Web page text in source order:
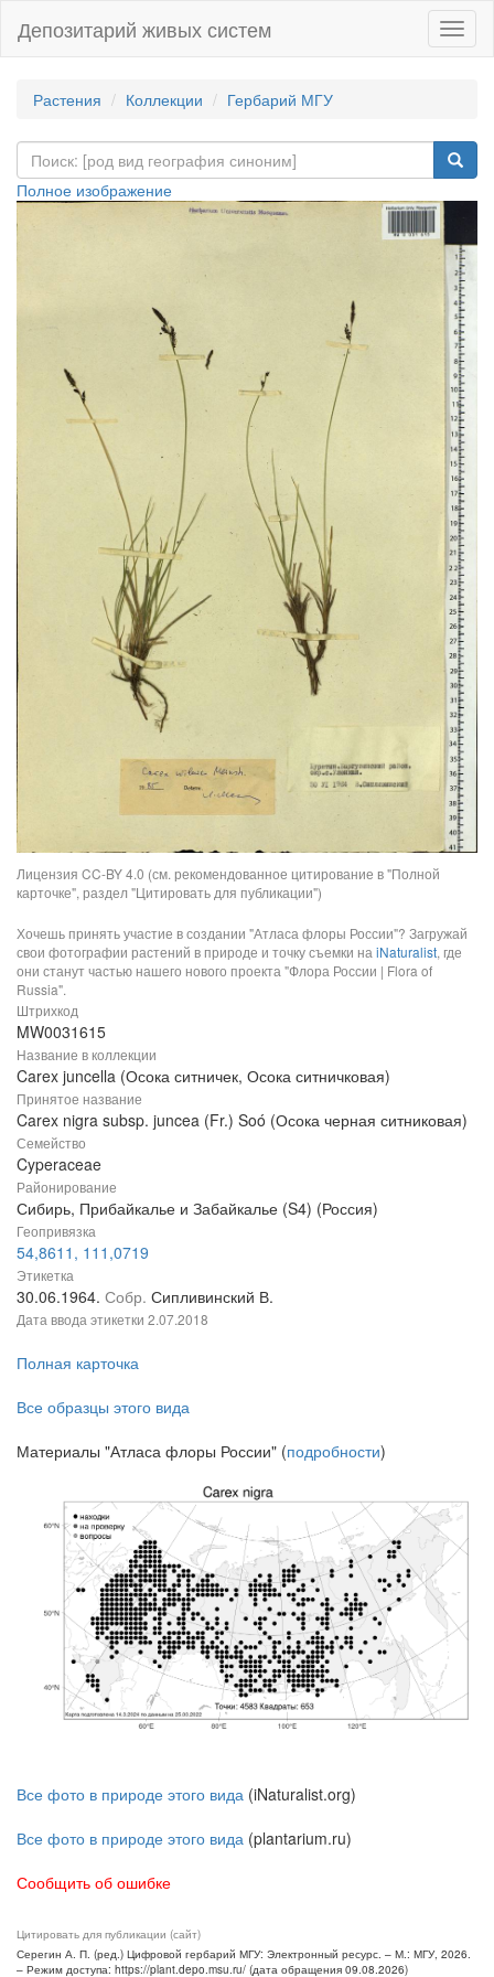
Депозитарий живых систем
Растения Коллекции Гербарий МГУ
Полное изображение
Лицензия CC-BY 4.0 (см. рекомендованное цитирование в "Полной
карточке", раздел "Цитировать для публикации")
Хочешь принять участие в создании "Атласа флоры России"? Загружай
свои фотографии растений в природе и точку съемки на iNaturalist, где
они станут частью нашего нового проекта "Флора России | Flora of
Russia".
Штрихкод
MW0031615
Название в коллекции
Carex juncella (Осока ситничек, Осока ситничковая)
Принятое название
Carex nigra subsp. juncea (Fr.) Soó (Осока черная ситниковая)
Семейство
Cyperaceae
Районирование
Сибирь, Прибайкалье и Забайкалье (S4) (Россия)
Геопривязка
54,8611, 111,0719
Этикетка
30.06.1964. Собр. Сипливинский В.
Дата ввода этикетки 2.07.2018
Полная карточка
Все образцы этого вида
Материалы "Атласа флоры России" (подробности)
Все фото в природе этого вида (iNaturalist.org)
Все фото в природе этого вида (plantarium.ru)
Сообщить об ошибке
Цитировать для публикации (сайт)
Серегин А. П. (ред.) Цифровой гербарий МГУ: Электронный ресурс. – М.: МГУ, 2026.
– Режим доступа: https://plant.depo.msu.ru/ (дата обращения 09.08.2026)